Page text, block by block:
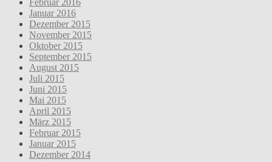
Februar 2016
Januar 2016
Dezember 2015
November 2015
Oktober 2015
September 2015
August 2015
Juli 2015
Juni 2015
Mai 2015
April 2015
März 2015
Februar 2015
Januar 2015
Dezember 2014